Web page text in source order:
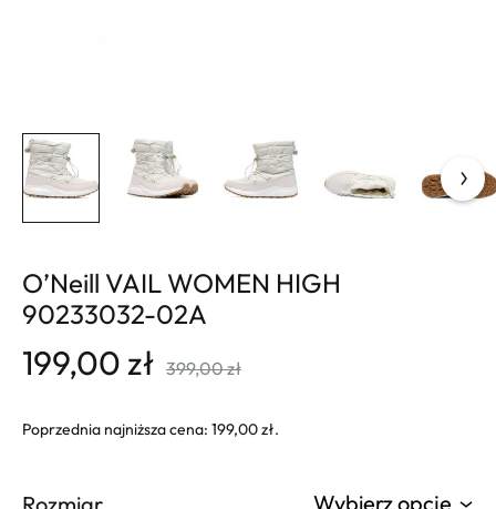
O’Neill VAIL WOMEN HIGH
90233032-02A
199,00zł 399,00zł
Poprzednia najniższa cena: 199,00zł.